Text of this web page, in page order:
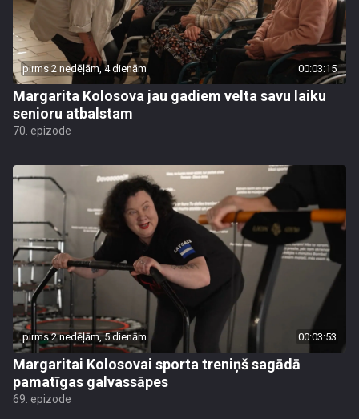
pirms 2 nedēļām, 4 dienām 00:03:15
Margarita Kolosova jau gadiem velta savu laiku
senioru atbalstam
70. epizode
pirms 2 nedēļām, 5 dienām 00:03:53
Margaritai Kolosovai sporta treniņš sagādā
pamatīgas galvassāpes
69. epizode